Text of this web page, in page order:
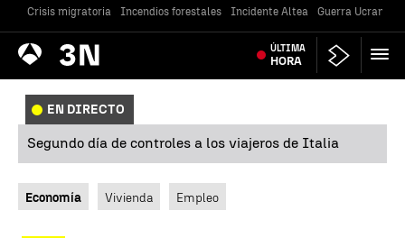
Crisis migratoria Incendios forestales Incidente Altea Guerra Ucrania
Antena
3 Noticias ÚLTIMA
HORA
EN DIRECTO
Segundo día de controles a los viajeros de Italia
Economía Vivienda Empleo